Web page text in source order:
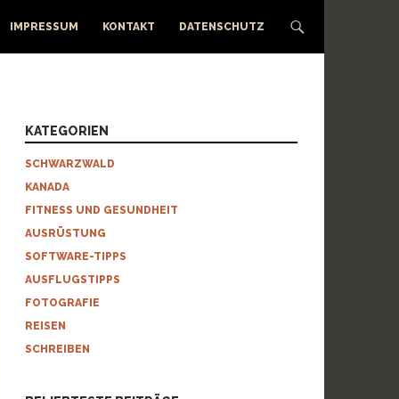
IMPRESSUM KONTAKT DATENSCHUTZ
KATEGORIEN
SCHWARZWALD
KANADA
FITNESS UND GESUNDHEIT
AUSRÜSTUNG
SOFTWARE-TIPPS
AUSFLUGSTIPPS
FOTOGRAFIE
REISEN
SCHREIBEN